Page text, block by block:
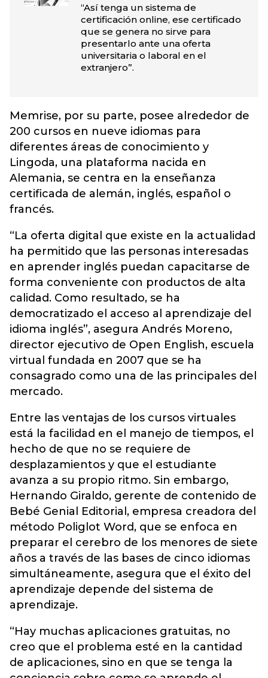
“Así tenga un sistema de
certificación online, ese certificado
que se genera no sirve para
presentarlo ante una oferta
universitaria o laboral en el
extranjero”.
Memrise, por su parte, posee alrededor de
200 cursos en nueve idiomas para
diferentes áreas de conocimiento y
Lingoda, una plataforma nacida en
Alemania, se centra en la enseñanza
certificada de alemán, inglés, español o
francés.
“La oferta digital que existe en la actualidad
ha permitido que las personas interesadas
en aprender inglés puedan capacitarse de
forma conveniente con productos de alta
calidad. Como resultado, se ha
democratizado el acceso al aprendizaje del
idioma inglés”, asegura Andrés Moreno,
director ejecutivo de Open English, escuela
virtual fundada en 2007 que se ha
consagrado como una de las principales del
mercado.
Entre las ventajas de los cursos virtuales
está la facilidad en el manejo de tiempos, el
hecho de que no se requiere de
desplazamientos y que el estudiante
avanza a su propio ritmo. Sin embargo,
Hernando Giraldo, gerente de contenido de
Bebé Genial Editorial, empresa creadora del
método Poliglot Word, que se enfoca en
preparar el cerebro de los menores de siete
años a través de las bases de cinco idiomas
simultáneamente, asegura que el éxito del
aprendizaje depende del sistema de
aprendizaje.
“Hay muchas aplicaciones gratuitas, no
creo que el problema esté en la cantidad
de aplicaciones, sino en que se tenga la